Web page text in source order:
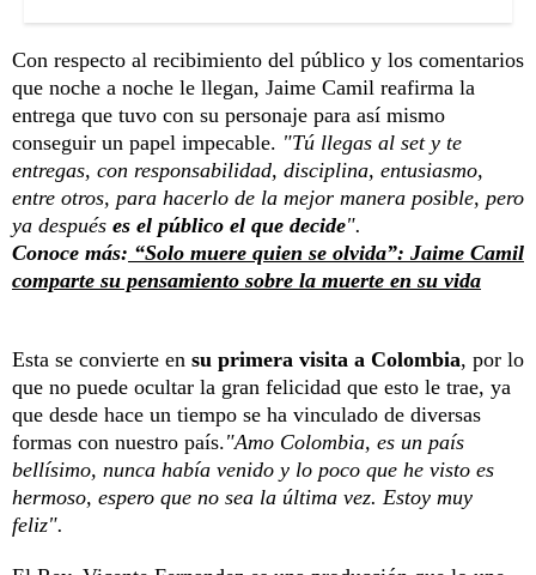
Con respecto al recibimiento del público y los comentarios
que noche a noche le llegan, Jaime Camil reafirma la
entrega que tuvo con su personaje para así mismo
conseguir un papel impecable. "Tú llegas al set y te
entregas, con responsabilidad, disciplina, entusiasmo,
entre otros, para hacerlo de la mejor manera posible, pero
ya después es el público el que decide".
Conoce más: “Solo muere quien se olvida”: Jaime Camil
comparte su pensamiento sobre la muerte en su vida
Esta se convierte en su primera visita a Colombia, por lo
que no puede ocultar la gran felicidad que esto le trae, ya
que desde hace un tiempo se ha vinculado de diversas
formas con nuestro país."Amo Colombia, es un país
bellísimo, nunca había venido y lo poco que he visto es
hermoso, espero que no sea la última vez. Estoy muy
feliz".